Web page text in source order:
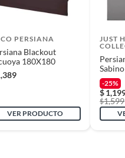
PERSIANA
Blackout
180X180
VER PRODUCTO
JUST
-25%
$
$1,599